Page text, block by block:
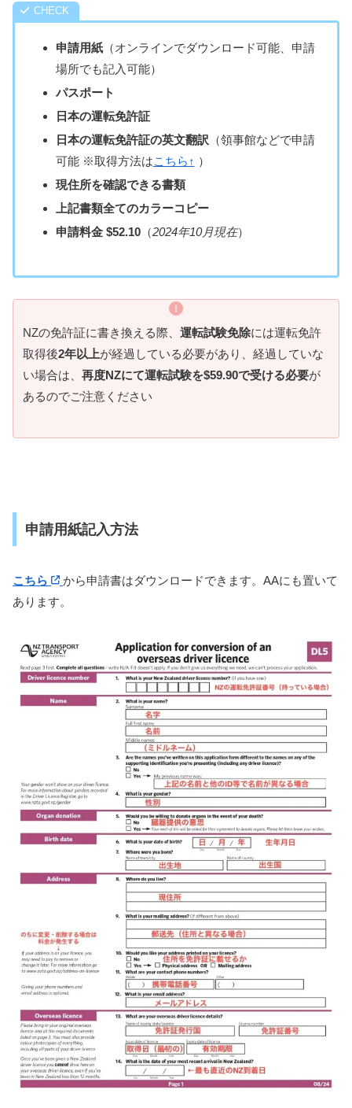
申請用紙（オンラインでダウンロード可能、申請
場所でも記入可能）
パスポート
日本の運転免許証
日本の運転免許証の英文翻訳 （領事館などで申請
可能 ※取得方法はこちら↑ ）
現住所を確認できる書類
上記書類全てのカラーコピー
申請料金 $52.10（2024年10月現在）
NZの免許証に書き換える際、 運転試験免除には運転免許
取得後2年以上が経過している必要があり、経過していな
い場合は、 再度NZにて運転試験を$59.90で受ける必要が
あるのでご注意ください
申請用紙記入方法
こちら
から申請書はダウンロードできます。AAにも置いて
あります。